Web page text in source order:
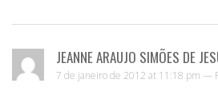
JEANNE ARAUJO SIMÕES DE
7 de janeiro de 2012 at 11:18 pm —